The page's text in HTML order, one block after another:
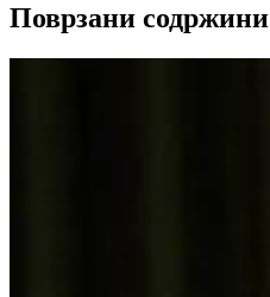
Поврзани содржини